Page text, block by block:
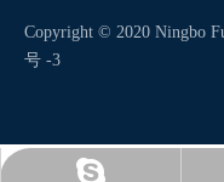
Copyright © 2020 Ningbo
号 -3